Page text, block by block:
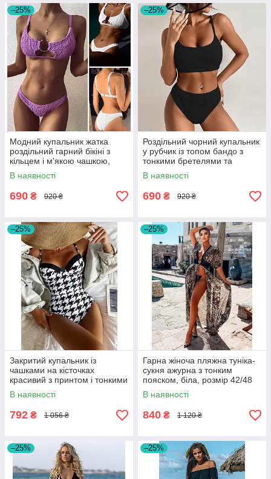
–25%
Модний купальник жатка
роздільний гарний бікіні з
кільцем і м'якою чашкою,
бузковий, білий, розмір S, M,
L
В наявності
690 ₴ 920 ₴
–25%
Роздільний чорний купальник
у рубчик із топом бандо з
тонкими бретелями та
високою посадкою, розмір S,
M, L
В наявності
690 ₴ 920 ₴
–25%
Закритий купальник із
чашками на кісточках
красивий з принтом і тонкими
бретелями, чорно-білий,
розмір S, M, L
В наявності
792 ₴ 1 056 ₴
–25%
Гарна жіноча пляжна туніка-
сукня ажурна з тонким
пояском, біла, розмір 42/48
В наявності
840 ₴ 1 120 ₴
–25% –25%